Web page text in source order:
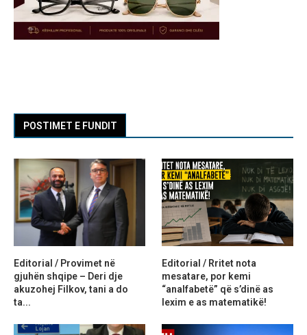
POSTIMET E FUNDIT
Editorial / Provimet në
gjuhën shqipe – Deri dje
akuzohej Filkov, tani a do
ta...
Editorial / Rritet nota
mesatare, por kemi
“analfabetë” që s’dinë as
lexim e as matematikë!